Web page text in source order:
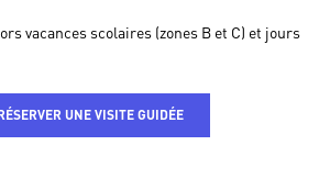
vacances scolaires (zones B et C) et jours
UNE VISITE GUIDÉE